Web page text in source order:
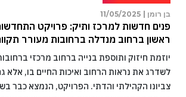
בן רומן |
11/05/2025
פנים חדשות למרכז ותיק: פרויקט
ראשון ברחוב מנדלה ברחובות מעורר
יוזמת חיזוק ותוספת בנייה ברחוב מרכזי
לשדרג את נראות הרחוב ואיכות החיים בו, אלא
צביונו הקהילתי והדתי. הפרויקט, הנמצא כבר